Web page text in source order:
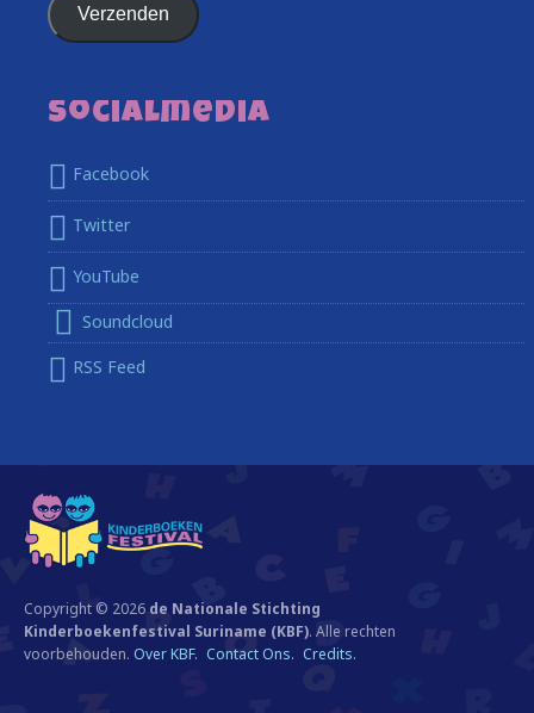
Verzenden
Socialmedia
Facebook
Twitter
YouTube
Soundcloud
RSS Feed
Copyright © 2026 de Nationale Stichting
Kinderboekenfestival Suriname (KBF). Alle rechten
voorbehouden. Over KBF. Contact Ons. Credits.